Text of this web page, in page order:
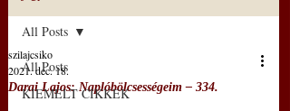
All Posts
KIEMELT CIKKEK
All Posts
Darai Lajos: Naplóbölcsességeim – 334.
szilajcsiko
2021. dec. 18.